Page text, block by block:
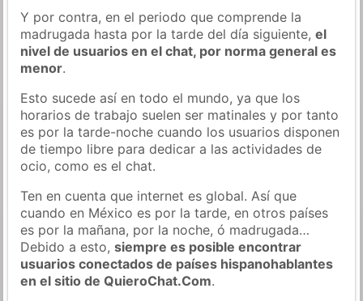
Y por contra, en el periodo que comprende la
madrugada hasta por la tarde del día siguiente,el
nivel de usuarios en el chat, por norma general es
menor.
Esto sucede así en todo el mundo, ya que los
horarios de trabajo suelen ser matinales y por tanto
es por la tarde-noche cuando los usuarios disponen
de tiempo libre para dedicar a las actividades de
ocio, como es el chat.
Ten en cuenta que internet es global. Así que
cuando en México es por la tarde, en otros países
es por la mañana, por la noche, ó madrugada…
Debido a esto,siempre es posible encontrar
usuarios conectados de países hispanohablantes
en el sitio de QuieroChat.Com.